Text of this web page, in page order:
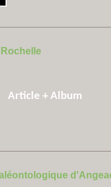
Rochelle
Article + Album